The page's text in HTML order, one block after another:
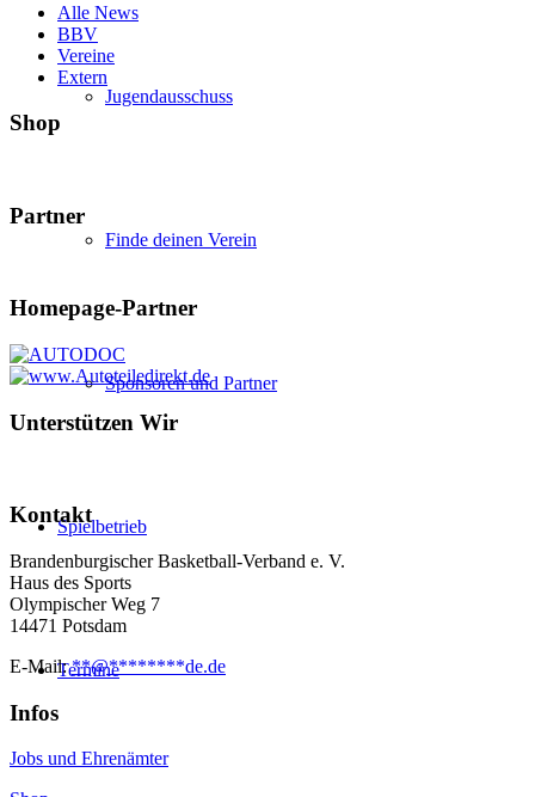
Jugendausschuss
Finde deinen Verein
Sponsoren und Partner
Spielbetrieb
Termine
Alle News
BBV
Vereine
Extern
Shop
Partner
Homepage-Partner
Unterstützen Wir
Kontakt
Brandenburgischer Basketball-Verband e. V.
Haus des Sports
Olympischer Weg 7
14471 Potsdam
E-Mail:**@********de.de
Infos
Jobs und Ehrenämter